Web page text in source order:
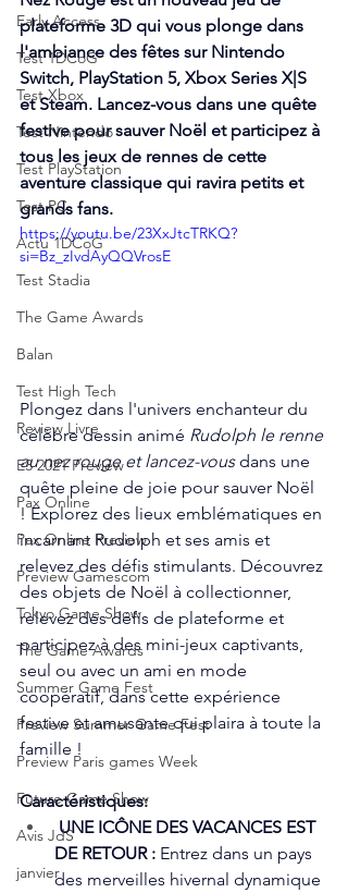
Early Access
Test 1DCoG
Test Xbox
Test Nintendo
Test PlayStation
Test PC
Actu 1DCoG
Test Stadia
The Game Awards
Balan
Test High Tech
Review Livre
E3 2021 Preview
Pax Online
Pax Online Preview
Preview Gamescom
Tokyo Game Show
The Game Awards
Summer Game Fest
Preview Summer Game Fest
Preview Paris games Week
Future Game Show
Avis JdS
janvier
plateforme 3D qui vous plonge dans
l'ambiance des fêtes sur Nintendo
Switch, PlayStation 5, Xbox Series X|S
et Steam. Lancez-vous dans une quête
festive pour sauver Noël et participez à
tous les jeux de rennes de cette
aventure classique qui ravira petits et
grands fans.
https://youtu.be/23XxJtcTRKQ?
si=Bz_zIvdAyQQVrosE
Plongez dans l'univers enchanteur du
célèbre dessin animé Rudolph le renne
au nez rouge et lancez-vous dans une
quête pleine de joie pour sauver Noël
! Explorez des lieux emblématiques en
incarnant Rudolph et ses amis et
relevez des défis stimulants. Découvrez
des objets de Noël à collectionner,
relevez des défis de plateforme et
participez à des mini-jeux captivants,
seul ou avec un ami en mode
coopératif, dans cette expérience
festive et amusante qui plaira à toute la
famille !
Caractéristiques:
UNE ICÔNE DES VACANCES EST
DE RETOUR : Entrez dans un pays
des merveilles hivernal dynamique